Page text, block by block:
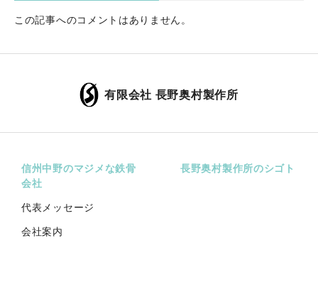
この記事へのコメントはありません。
有限会社 長野奥村製作所
信州中野のマジメな鉄骨
会社
代表メッセージ
会社案内
長野奥村製作所のシゴト